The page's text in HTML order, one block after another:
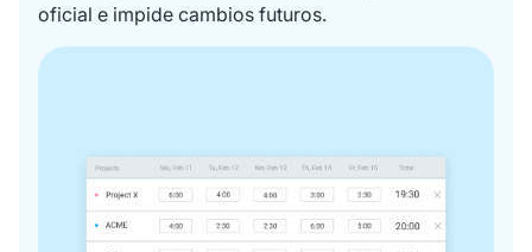
oficial e impide cambios futuros.